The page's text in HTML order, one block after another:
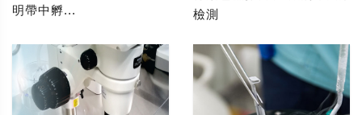
明帶中孵...
檢測